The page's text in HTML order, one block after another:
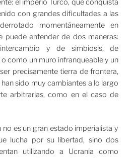
el imperio Turco, que conquista
con grandes dificultades a las
momentáneamente en
puede entender de dos maneras:
y de simbiosis, de
como un muro infranqueable y un
precisamente tierra de frontera,
sido muy cambiantes a lo largo
arbitrarias, como en el caso de
es un gran estado imperialista y
lucha por su libertad, sino dos
utilizando a Ucrania como